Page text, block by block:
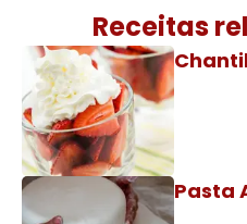
Receitas
Pasta